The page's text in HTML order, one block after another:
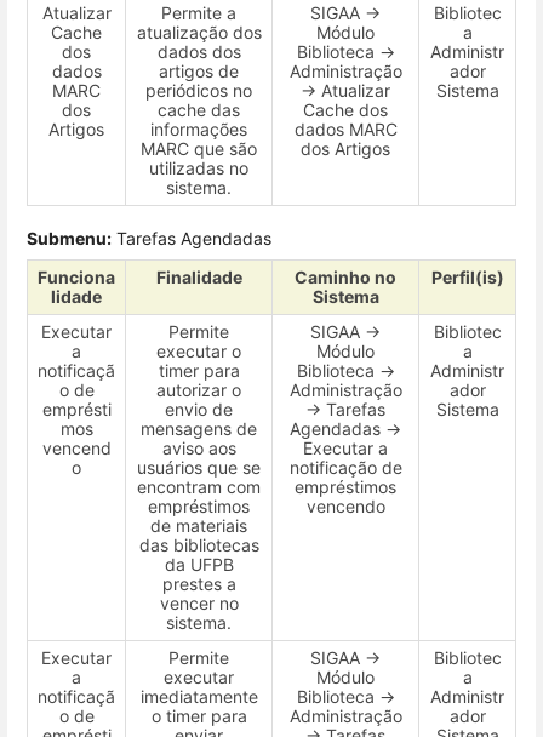
Atualizar
Cache
dos
dados
MARC
dos
Artigos
Permite a
atualização dos
dados dos
artigos de
periódicos no
cache das
informações
MARC que são
utilizadas no
sistema.
SIGAA →
Módulo
Biblioteca →
Administração
→ Atualizar
Cache dos
dados MARC
dos Artigos
Bibliotec
a
Administr
ador
Sistema
Submenu: Tarefas Agendadas
Funciona
lidade
Finalidade
Caminho no
Sistema
Perfil(is)
Executar
a
notificaçã
o de
emprésti
mos
vencend
o
Permite
executar o
timer para
autorizar o
envio de
mensagens de
aviso aos
usuários que se
encontram com
empréstimos
de materiais
das bibliotecas
da UFPB
prestes a
vencer no
sistema.
SIGAA →
Módulo
Biblioteca →
Administração
→ Tarefas
Agendadas →
Executar a
notificação de
empréstimos
vencendo
Bibliotec
a
Administr
ador
Sistema
Executar
a
notificaçã
o de
Permite
executar
imediatamente
o timer para
SIGAA →
Módulo
Biblioteca →
Administração
Bibliotec
a
Administr
ador